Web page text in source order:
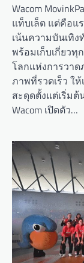
Wacom
แท็บเล็ต แต่คือแ
เน้นความบันเทิ
พร้อมเก็บเกี่ยว
โลกแห่งการวา
ภาพที่รวดเร็ว ใ
สะดุดตั้งแต่เริ่มต้
Wacom เปิดตัว…